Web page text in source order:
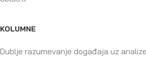
KOLUMNE
Dublje razumevanje događaja uz